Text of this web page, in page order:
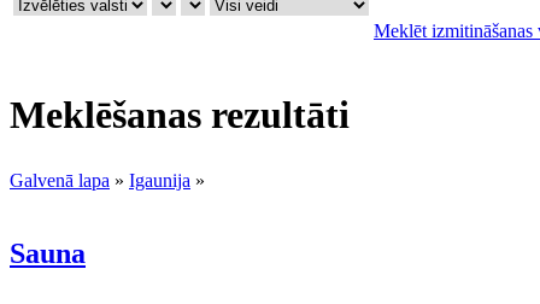
Meklēt izmitināšanas
Meklēšanas rezultāti
Galvenā lapa » Igaunija »
Sauna